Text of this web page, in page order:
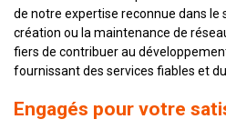
de notre expertise reconnue dans le
création ou la maintenance de
fiers de contribuer au
fournissant des services fiables et
Engagés pour votre